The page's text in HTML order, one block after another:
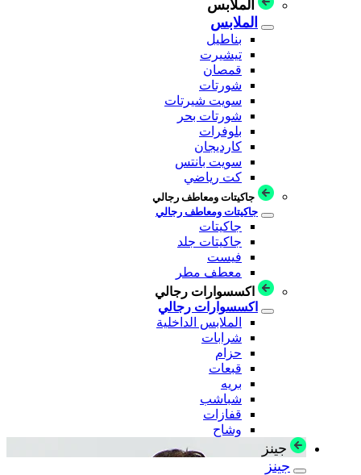
الملابس
الملابس
بناطيل
تيشيرت
قمصان
شورتات
سويت شيرتات
شورتات بحر
بلوفرات
كارديجان
سويت بانتس
كت رياضي
جاكيتات ومعاطف رجالي
جاكيتات ومعاطف رجالي
جاكيتات
جاكيتات جلد
فيست
معطف مطر
اكسسوارات رجالي
اكسسوارات رجالي
الملابس الداخلية
شرابات
حزام
قبعات
بريه
شباشب
قفازات
وشاح
جينز
جينز